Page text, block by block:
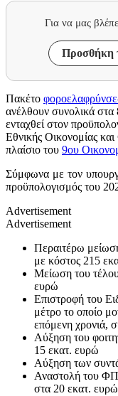
Για να μας
Προσθήκη
Πακέτο
ανέλθουν συνολικά στα
ενταχθεί στον
Εθνικής Οικονομίας
πλαίσιο του 9oυ
Σύμφωνα με τον
προϋπολογισμός του
Advertisement
Advertisement
Περαιτέρω
με κόστος 215
Μείωση του
ευρώ
Επιστροφή του
μέτρο το οποίο
επόμενη χρονιά,
Αύξηση του
15 εκατ. ευρώ
Αύξηση των
Αναστολή του
στα 20 εκατ. ευρώ